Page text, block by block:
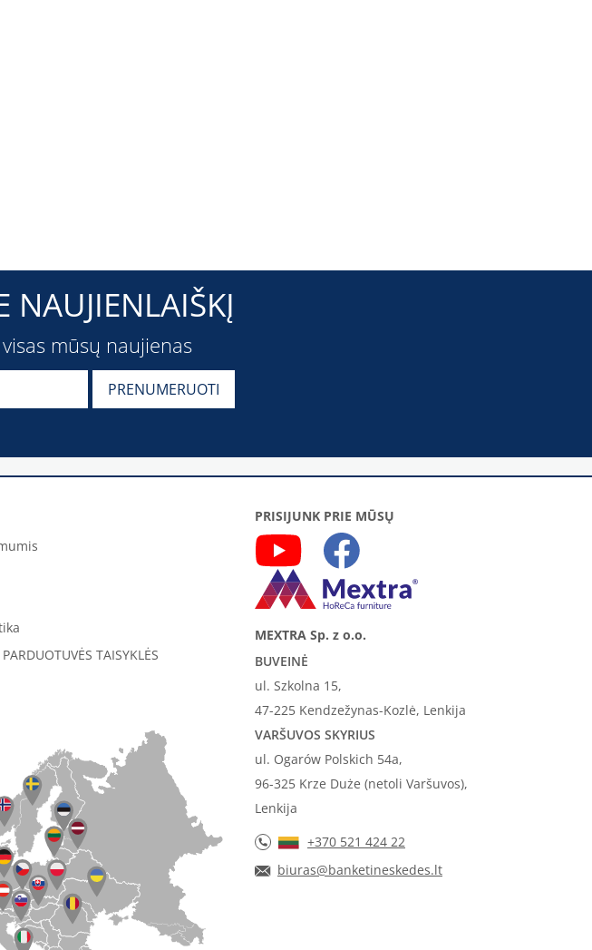
NAUJIENLAIŠKĮ
mūsų naujienas
TAISYKLĖS
PRISIJUNK PRIE MŪSŲ
MEXTRA Sp. z o.o.
BUVEINĖ
ul. Szkolna 15,
47-225 Kendzežynas-Kozlė, Lenkija
VARŠUVOS SKYRIUS
ul. Ogarów Polskich 54a,
96-325 Krze Duże (netoli Varšuvos),
Lenkija
+370 521 424 22
biuras@banketineskedes.lt